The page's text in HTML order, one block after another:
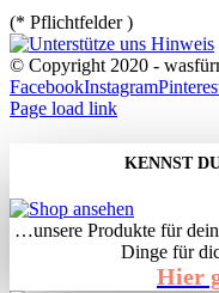
(* Pflichtfelder )
© Copyright 2020 -
FacebookInstagram
Page load link
KENNST
…unsere Produkte für
Dinge für
Hier